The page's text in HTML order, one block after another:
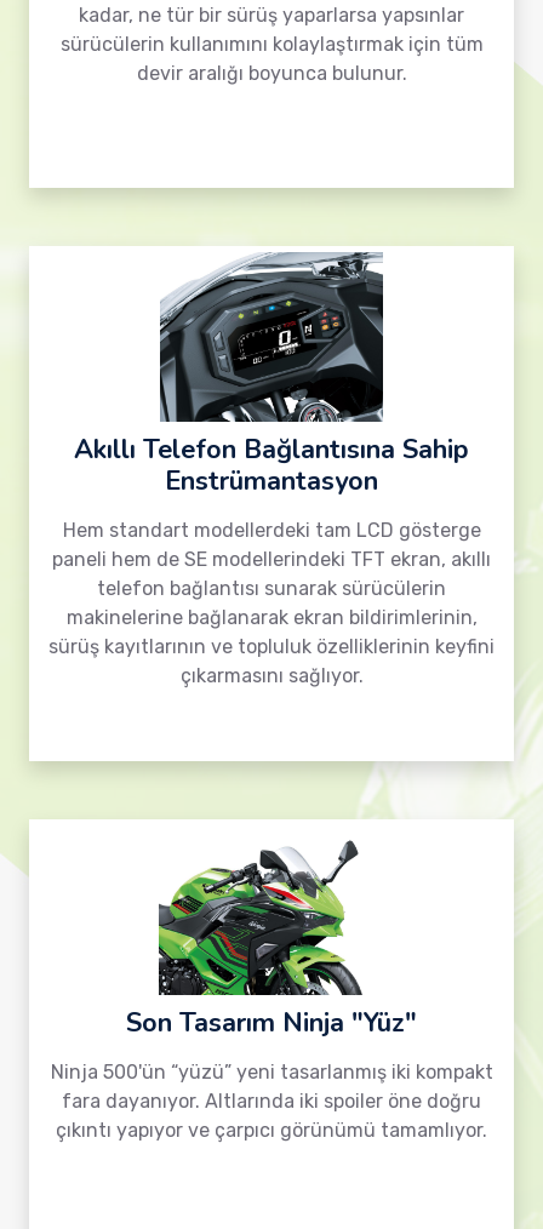
kadar, ne tür bir sürüş yaparlarsa yapsınlar
sürücülerin kullanımını kolaylaştırmak için tüm
devir aralığı boyunca bulunur.
Akıllı Telefon Bağlantısına Sahip
Enstrümantasyon
Hem standart modellerdeki tam LCD gösterge
paneli hem de SE modellerindeki TFT ekran, akıllı
telefon bağlantısı sunarak sürücülerin
makinelerine bağlanarak ekran bildirimlerinin,
sürüş kayıtlarının ve topluluk özelliklerinin keyfini
çıkarmasını sağlıyor.
Son Tasarım Ninja "Yüz"
Ninja 500'ün “yüzü” yeni tasarlanmış iki kompakt
fara dayanıyor. Altlarında iki spoiler öne doğru
çıkıntı yapıyor ve çarpıcı görünümü tamamlıyor.